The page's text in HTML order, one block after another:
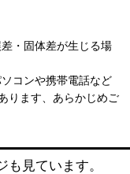
・固体差が生じる場
コンや携帯電話など
ります、あらかじめご
見ています。